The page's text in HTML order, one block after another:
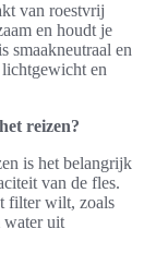
van roestvrij
en houdt je
smaakneutraal en
en
reizen?
is het belangrijk
van de fles.
filter wilt, zoals
water uit